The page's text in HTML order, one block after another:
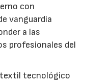
con
vanguardia
a las
profesionales del
textil tecnológico